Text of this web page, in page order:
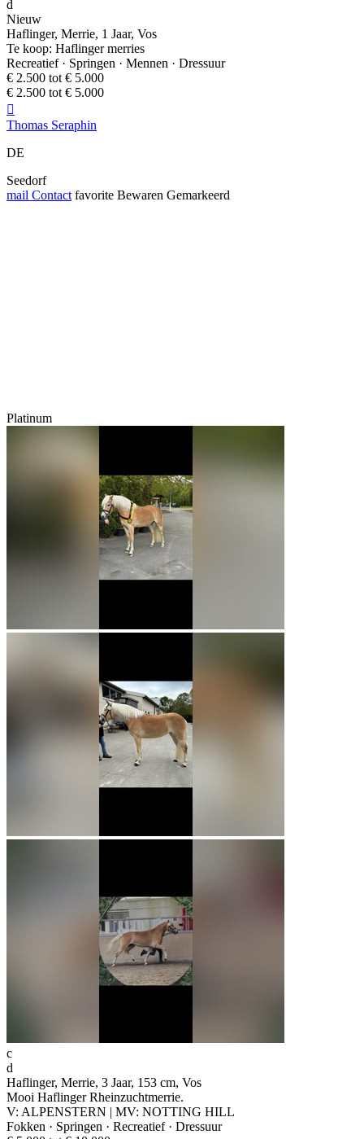
d
Nieuw
Haflinger, Merrie, 1 Jaar, Vos
Te koop: Haflinger merries
Recreatief · Springen · Mennen · Dressuur
€ 2.500 tot € 5.000
€ 2.500 tot € 5.000

Thomas Seraphin
DE
Seedorf
mail Contact favorite Bewaren Gemarkeerd
Platinum
c
d
Haflinger, Merrie, 3 Jaar, 153 cm, Vos
Mooi Haflinger Rheinzuchtmerrie.
V: ALPENSTERN | MV: NOTTING HILL
Fokken · Springen · Recreatief · Dressuur